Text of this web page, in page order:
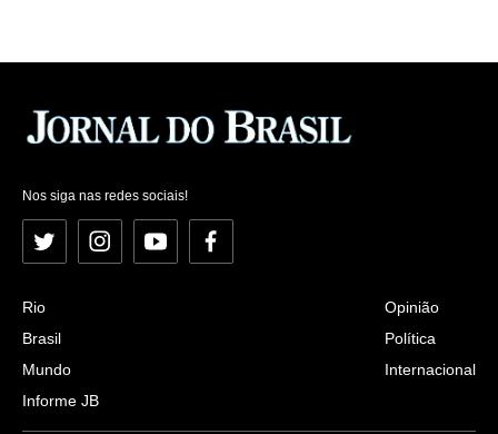
Nos siga nas redes sociais!
Twitter InstagramYouTubeFacebook
Rio
Brasil
Mundo
Informe JB
Opinião
Política
Internacional